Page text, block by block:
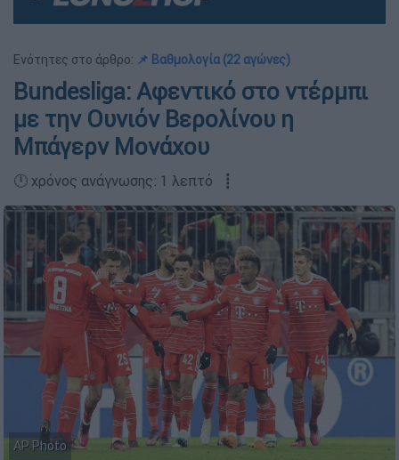
Ενότητες στο άρθρο: 📌 Βαθμολογία (22 αγώνες)
Bundesliga: Αφεντικό στο ντέρμπι
με την Ουνιόν Βερολίνου η
Μπάγερν Μονάχου
🕛 χρόνος ανάγνωσης: 1 λεπτό ┋
AP Photo